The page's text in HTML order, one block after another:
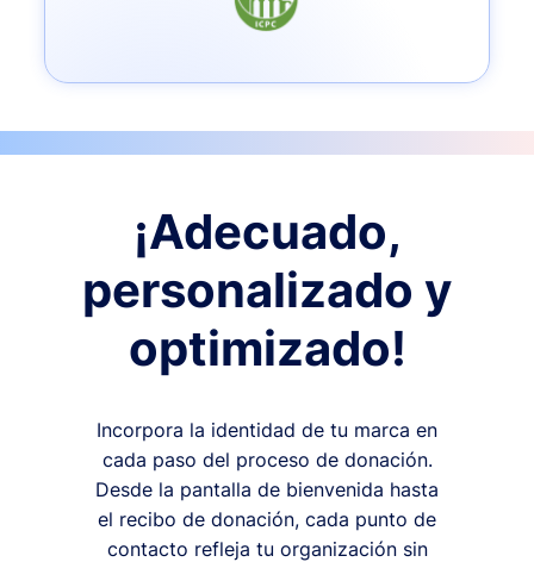
¡Adecuado,
personalizado y
optimizado!
Incorpora la identidad de tu marca en
cada paso del proceso de donación.
Desde la pantalla de bienvenida hasta
el recibo de donación, cada punto de
contacto refleja tu organización sin